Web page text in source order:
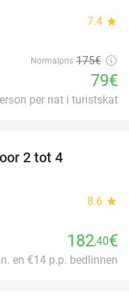
7.4 star
Normalpris 175€
79€
per nat i turistskat
2 tot 4
8.6 star
182,40€
en €14 p.p. bedlinnen